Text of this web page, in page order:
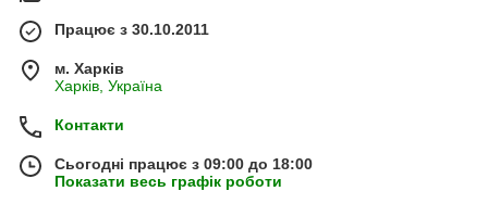
Працює з 30.10.2011
м. Харків
Харків, Україна
Контакти
Сьогодні працює з 09:00 до 18:00
Показати весь графік роботи